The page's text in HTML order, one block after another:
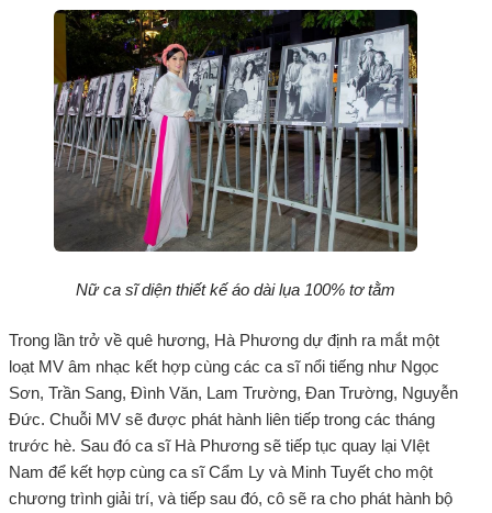
Nữ ca sĩ diện thiết kế áo dài lụa 100% tơ tằm
Trong lần trở về quê hương, Hà Phương dự định ra mắt một
loạt MV âm nhạc kết hợp cùng các ca sĩ nổi tiếng như Ngọc
Sơn, Trần Sang, Đình Văn, Lam Trường, Đan Trường, Nguyễn
Đức. Chuỗi MV sẽ được phát hành liên tiếp trong các tháng
trước hè. Sau đó ca sĩ Hà Phương sẽ tiếp tục quay lại VIệt
Nam để kết hợp cùng ca sĩ Cẩm Ly và Minh Tuyết cho một
chương trình giải trí, và tiếp sau đó, cô sẽ ra cho phát hành bộ